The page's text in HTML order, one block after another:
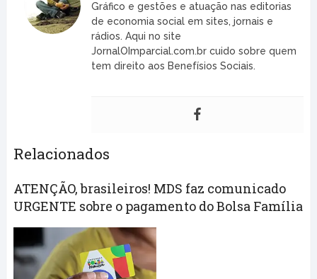
Gráfico e gestões e atuação nas editorias
de economia social em sites, jornais e
rádios. Aqui no site
JornalOImparcial.com.br cuido sobre quem
tem direito aos Benefísios Sociais.
Relacionados
ATENÇÃO, brasileiros! MDS faz comunicado
URGENTE sobre o pagamento do Bolsa Família